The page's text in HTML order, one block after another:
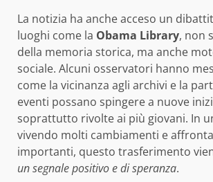
La notizia ha anche acceso un
luoghi come la Obama Library, non
della memoria storica, ma anche
sociale. Alcuni osservatori hanno
come la vicinanza agli archivi e la
eventi possano spingere a nuove
soprattutto rivolte ai più giovani. In
vivendo molti cambiamenti e
importanti, questo trasferimento
un segnale positivo e di speranza.